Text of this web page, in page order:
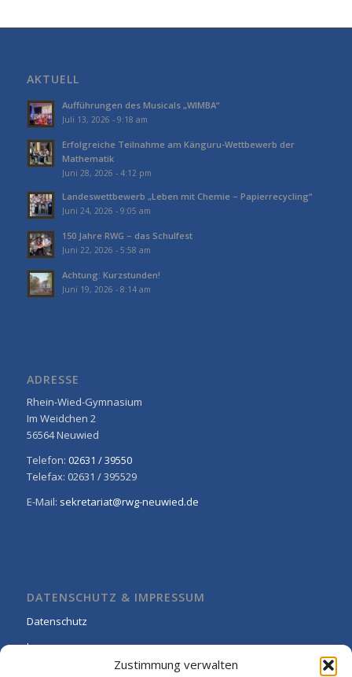
Zustimmung verwalten
AKTUELL
Aufführungen des Musicals „WIMBA“
Juli 13, 2026 - 9:18 am
Erfolgreiche Teilnahme am Känguru-Wettbewerb der
Mathematik
Juni 28, 2026 - 4:12 pm
Landeswettbewerb „Leben mit Chemie – Papierrecycling“
Juni 24, 2026 - 9:05 am
150 Jahre RWG – das Schulfest
Juni 22, 2026 - 5:58 am
Achtung: Kurzstunden!
Juni 19, 2026 - 8:14 am
ADRESSE
Rhein-Wied-Gymnasium
Im Weidchen 2
56564 Neuwied
Telefon: 02631 / 39550
Telefax: 02631 / 395529
E-Mail: sekretariat@rwg-neuwied.de
DATENSCHUTZ & IMPRESSUM
Datenschutz
Impressum
Cookie-Richtlinie (EU)